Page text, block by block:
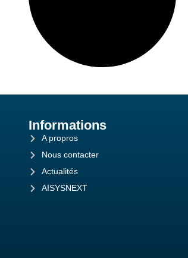
Informations
A propros
Nous contacter
Actualités
AISYSNEXT